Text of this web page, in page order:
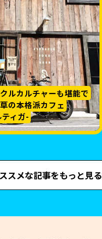
ルカルチャーも堪能で
の本格派カフェ
ィガ-
スメな記事をもっと見る